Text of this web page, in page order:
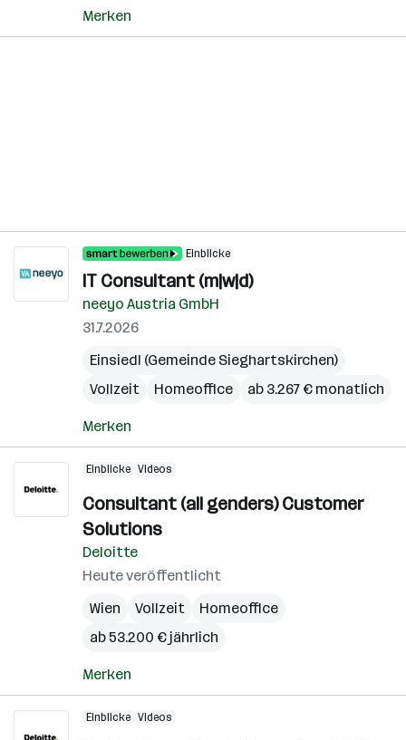
Merken
Einblicke
IT Consultant (m|w|d)
neeyo Austria GmbH
31.7.2026
Einsiedl (Gemeinde Sieghartskirchen)
Vollzeit
Homeoffice ab 3.267 € monatlich
Merken
Einblicke Videos
Consultant (all genders) Customer
Solutions
Deloitte
Heute veröffentlicht
Wien
Vollzeit
Homeoffice
ab 53.200 € jährlich
Merken
Einblicke Videos